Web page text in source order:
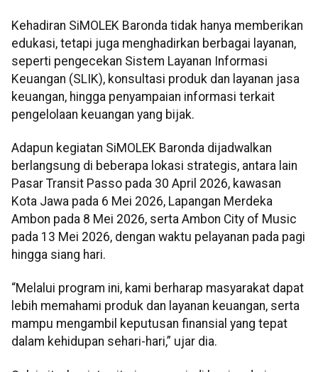
Kehadiran SiMOLEK Baronda tidak hanya memberikan
edukasi, tetapi juga menghadirkan berbagai layanan,
seperti pengecekan Sistem Layanan Informasi
Keuangan (SLIK), konsultasi produk dan layanan jasa
keuangan, hingga penyampaian informasi terkait
pengelolaan keuangan yang bijak.
Adapun kegiatan SiMOLEK Baronda dijadwalkan
berlangsung di beberapa lokasi strategis, antara lain
Pasar Transit Passo pada 30 April 2026, kawasan
Kota Jawa pada 6 Mei 2026, Lapangan Merdeka
Ambon pada 8 Mei 2026, serta Ambon City of Music
pada 13 Mei 2026, dengan waktu pelayanan pada pagi
hingga siang hari.
“Melalui program ini, kami berharap masyarakat dapat
lebih memahami produk dan layanan keuangan, serta
mampu mengambil keputusan finansial yang tepat
dalam kehidupan sehari-hari,” ujar dia.